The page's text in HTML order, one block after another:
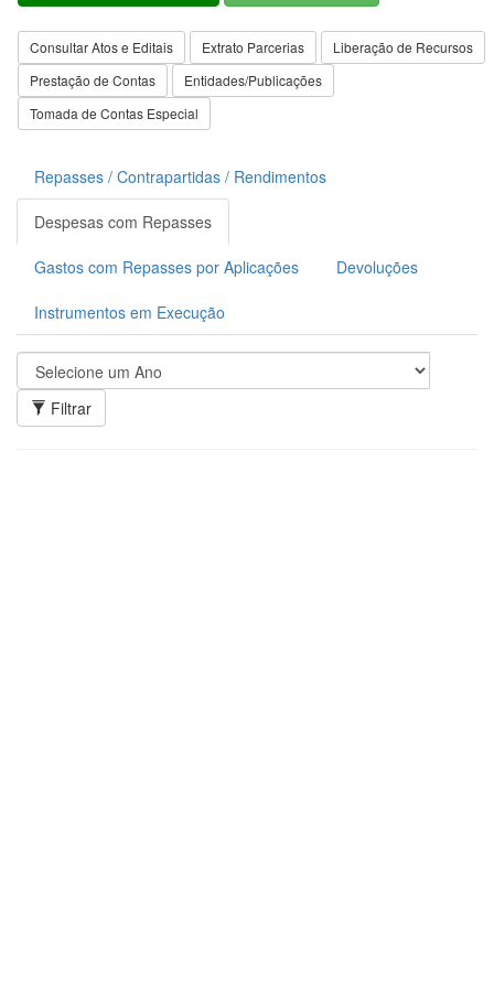
Consultar Atos e Editais Extrato Parcerias
Liberação de Recursos
Prestação de Contas
Entidades/Publicações
Tomada de Contas Especial
Repasses / Contrapartidas / Rendimentos
Despesas com Repasses
Gastos com Repasses por Aplicações Devoluções
Instrumentos em Execução
Filtrar